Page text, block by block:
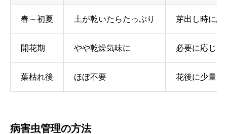
春～初夏 土が乾いたらたっぷり 芽出し時に緩
開花期 やや乾燥気味に 必要に応じ
葉枯れ後 ほぼ不要 花後に少量
病害虫管理の方法